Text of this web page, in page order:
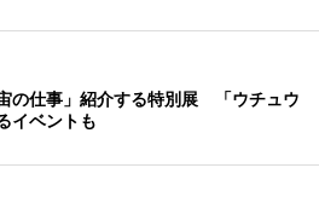
宙の仕事」紹介する特別展 「ウチュウ
イベントも